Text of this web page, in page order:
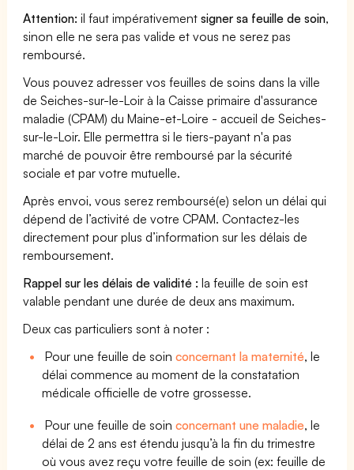
Attention: il faut impérativementsigner sa feuille de soin,
sinon elle ne sera pas valide et vous ne serez pas
remboursé.
Vous pouvez adresser vos feuilles de soins dans la ville
de Seiches-sur-le-Loir à la Caisse primaire d'assurance
maladie (CPAM) du Maine-et-Loire - accueil de Seiches-
sur-le-Loir. Elle permettra si le tiers-payant n'a pas
marché de pouvoir être remboursé par la sécurité
sociale et par votre mutuelle.
Après envoi, vous serez remboursé(e) selon un délai qui
dépend de l’activité de votre CPAM. Contactez-les
directement pour plus d’information sur les délais de
remboursement.
Rappel sur les délais de validité : la feuille de soin est
valable pendant une durée de deux ans maximum.
Deux cas particuliers sont à noter :
Pour une feuille de soinconcernant la maternité, le
délai commence au moment de la constatation
médicale officielle de votre grossesse.
Pour une feuille de soinconcernant une maladie, le
délai de 2 ans est étendu jusqu’à la fin du trimestre
où vous avez reçu votre feuille de soin (ex: feuille de